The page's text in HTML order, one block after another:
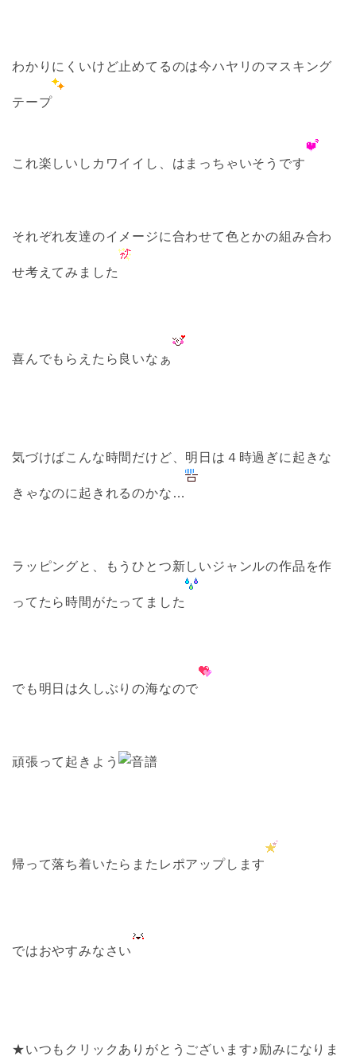
わかりにくいけど止めてるのは今ハヤリのマスキング
テープ
これ楽しいしカワイイし、はまっちゃいそうです
それぞれ友達のイメージに合わせて色とかの組み合わ
せ考えてみました
喜んでもらえたら良いなぁ
気づけばこんな時間だけど、明日は４時過ぎに起きな
きゃなのに起きれるのかな…
ラッピングと、もうひとつ新しいジャンルの作品を作
ってたら時間がたってました
でも明日は久しぶりの海なので
頑張って起きよう
帰って落ち着いたらまたレポアップします
ではおやすみなさい
★いつもクリックありがとうございます♪励みになりま